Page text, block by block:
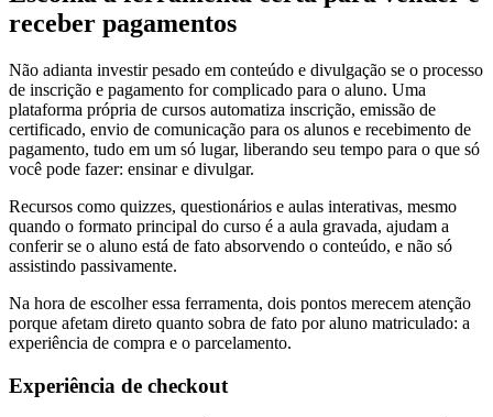
receber pagamentos
Não adianta investir pesado em conteúdo e divulgação se o processo
de inscrição e pagamento for complicado para o aluno. Uma
plataforma própria de cursos automatiza inscrição, emissão de
certificado, envio de comunicação para os alunos e recebimento de
pagamento, tudo em um só lugar, liberando seu tempo para o que só
você pode fazer: ensinar e divulgar.
Recursos como quizzes, questionários e aulas interativas, mesmo
quando o formato principal do curso é a aula gravada, ajudam a
conferir se o aluno está de fato absorvendo o conteúdo, e não só
assistindo passivamente.
Na hora de escolher essa ferramenta, dois pontos merecem atenção
porque afetam direto quanto sobra de fato por aluno matriculado: a
experiência de compra e o parcelamento.
Experiência de checkout